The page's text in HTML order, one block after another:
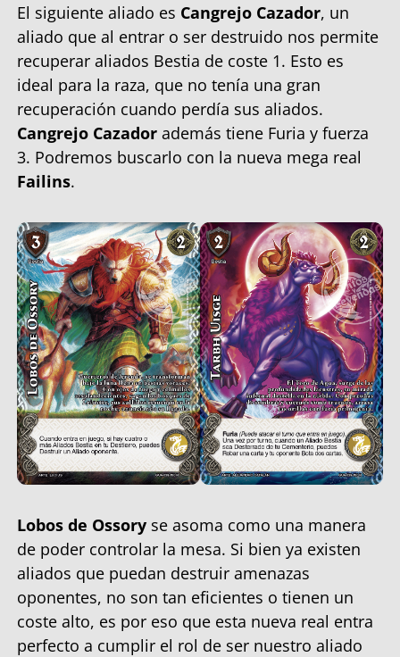
El siguiente aliado es Cangrejo Cazador, un
aliado que al entrar o ser destruido nos permite
recuperar aliados Bestia de coste 1. Esto es
ideal para la raza, que no tenía una gran
recuperación cuando perdía sus aliados.
Cangrejo Cazador además tiene Furia y fuerza
3. Podremos buscarlo con la nueva mega real
Failins.
Lobos de Ossory se asoma como una manera
de poder controlar la mesa. Si bien ya existen
aliados que puedan destruir amenazas
oponentes, no son tan eficientes o tienen un
coste alto, es por eso que esta nueva real entra
perfecto a cumplir el rol de ser nuestro aliado